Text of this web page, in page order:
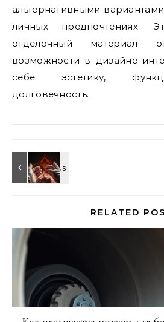
альтернативными
личных предпочтениях.
отделочный материал
возможности в дизайне
себе эстетику,
долговечность.
RELATED